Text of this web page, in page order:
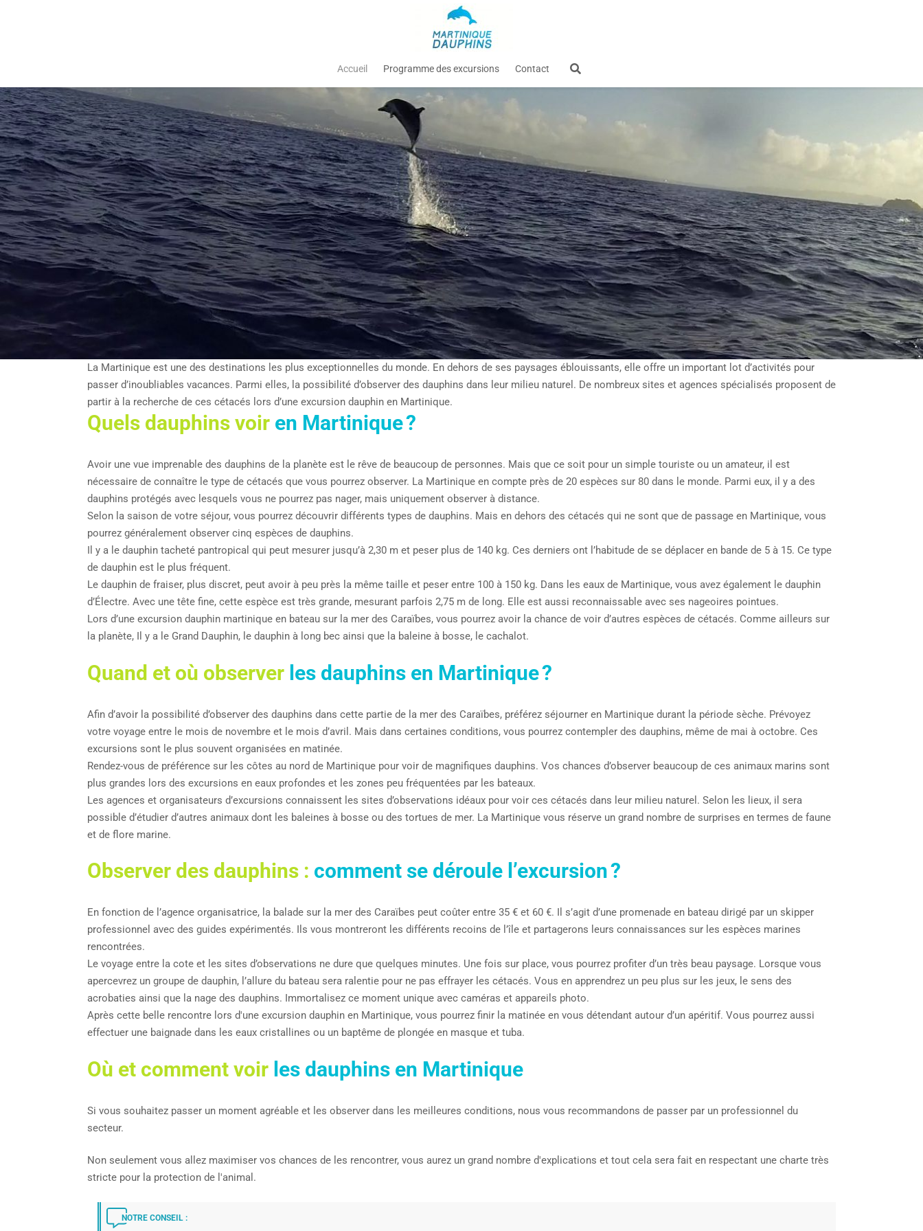
Accueil Programme des excursions Contact
La Martinique est une des destinations les plus exceptionnelles du monde. En dehors de ses paysages éblouissants, elle offre un important lot d’activités pour
passer d’inoubliables vacances. Parmi elles, la possibilité d’observer des dauphins dans leur milieu naturel. De nombreux sites et agences spécialisés proposent de
partir à la recherche de ces cétacés lors d’une excursion dauphin en Martinique.
Quels dauphins voir en Martinique ?
Avoir une vue imprenable des dauphins de la planète est le rêve de beaucoup de personnes. Mais que ce soit pour un simple touriste ou un amateur, il est
nécessaire de connaître le type de cétacés que vous pourrez observer. La Martinique en compte près de 20 espèces sur 80 dans le monde. Parmi eux, il y a des
dauphins protégés avec lesquels vous ne pourrez pas nager, mais uniquement observer à distance.
Selon la saison de votre séjour, vous pourrez découvrir différents types de dauphins. Mais en dehors des cétacés qui ne sont que de passage en Martinique, vous
pourrez généralement observer cinq espèces de dauphins.
Il y a le dauphin tacheté pantropical qui peut mesurer jusqu’à 2,30 m et peser plus de 140 kg. Ces derniers ont l’habitude de se déplacer en bande de 5 à 15. Ce type
de dauphin est le plus fréquent.
Le dauphin de fraiser, plus discret, peut avoir à peu près la même taille et peser entre 100 à 150 kg. Dans les eaux de Martinique, vous avez également le dauphin
d’Électre. Avec une tête fine, cette espèce est très grande, mesurant parfois 2,75 m de long. Elle est aussi reconnaissable avec ses nageoires pointues.
Lors d’une excursion dauphin martinique en bateau sur la mer des Caraïbes, vous pourrez avoir la chance de voir d’autres espèces de cétacés. Comme ailleurs sur
la planète, Il y a le Grand Dauphin, le dauphin à long bec ainsi que la baleine à bosse, le cachalot.
Quand et où observer les dauphins en Martinique ?
Afin d’avoir la possibilité d’observer des dauphins dans cette partie de la mer des Caraïbes, préférez séjourner en Martinique durant la période sèche. Prévoyez
votre voyage entre le mois de novembre et le mois d’avril. Mais dans certaines conditions, vous pourrez contempler des dauphins, même de mai à octobre. Ces
excursions sont le plus souvent organisées en matinée.
Rendez-vous de préférence sur les côtes au nord de Martinique pour voir de magnifiques dauphins. Vos chances d’observer beaucoup de ces animaux marins sont
plus grandes lors des excursions en eaux profondes et les zones peu fréquentées par les bateaux.
Les agences et organisateurs d’excursions connaissent les sites d’observations idéaux pour voir ces cétacés dans leur milieu naturel. Selon les lieux, il sera
possible d’étudier d’autres animaux dont les baleines à bosse ou des tortues de mer. La Martinique vous réserve un grand nombre de surprises en termes de faune
et de flore marine.
Observer des dauphins : comment se déroule l’excursion ?
En fonction de l’agence organisatrice, la balade sur la mer des Caraïbes peut coûter entre 35 € et 60 €. Il s’agit d’une promenade en bateau dirigé par un skipper
professionnel avec des guides expérimentés. Ils vous montreront les différents recoins de l’île et partagerons leurs connaissances sur les espèces marines
rencontrées.
Le voyage entre la cote et les sites d’observations ne dure que quelques minutes. Une fois sur place, vous pourrez profiter d’un très beau paysage. Lorsque vous
apercevrez un groupe de dauphin, l’allure du bateau sera ralentie pour ne pas effrayer les cétacés. Vous en apprendrez un peu plus sur les jeux, le sens des
acrobaties ainsi que la nage des dauphins. Immortalisez ce moment unique avec caméras et appareils photo.
Après cette belle rencontre lors d'une excursion dauphin en Martinique, vous pourrez finir la matinée en vous détendant autour d’un apéritif. Vous pourrez aussi
effectuer une baignade dans les eaux cristallines ou un baptême de plongée en masque et tuba.
Où et comment voir les dauphins en Martinique
Si vous souhaitez passer un moment agréable et les observer dans les meilleures conditions, nous vous recommandons de passer par un professionnel du
secteur.
Non seulement vous allez maximiser vos chances de les rencontrer, vous aurez un grand nombre d'explications et tout cela sera fait en respectant une charte très
stricte pour la protection de l'animal.
NOTRE CONSEIL :